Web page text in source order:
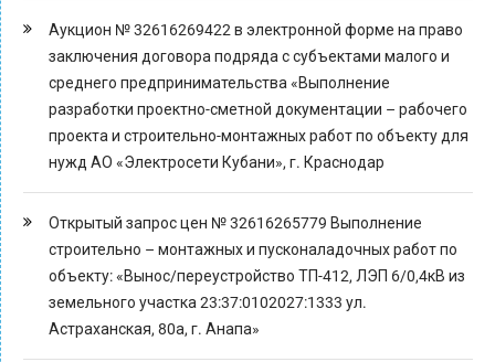
Аукцион № 32616269422 в электронной форме на право
заключения договора подряда с субъектами малого и
среднего предпринимательства «Выполнение
разработки проектно-сметной документации – рабочего
проекта и строительно-монтажных работ по объекту для
нужд АО «Электросети Кубани», г. Краснодар
Открытый запрос цен № 32616265779 Выполнение
строительно – монтажных и пусконаладочных работ по
объекту: «Вынос/переустройство ТП-412, ЛЭП 6/0,4кВ из
земельного участка 23:37:0102027:1333 ул.
Астраханская, 80а, г. Анапа»